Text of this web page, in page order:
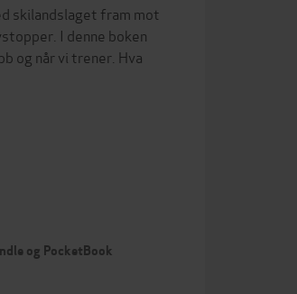
skilandslaget fram mot
I denne boken
og når vi trener. Hva
og PocketBook